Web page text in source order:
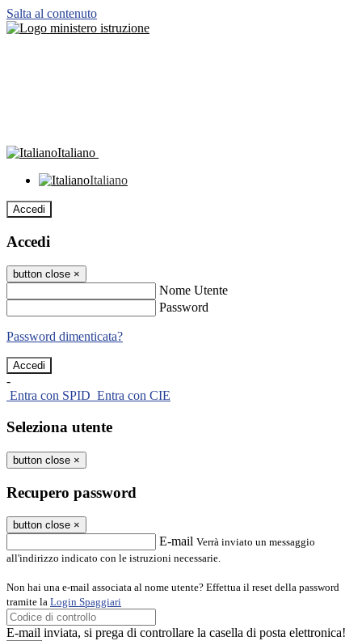
Salta al contenuto
Italiano
Italiano
Accedi
Accedi
button close ×
Nome Utente
Password
Password dimenticata?
-
Entra con SPID Entra con CIE
Seleziona utente
button close ×
Recupero password
button close ×
E-mail Verrà inviato un messaggio
all'indirizzo indicato con le istruzioni necessarie.
Non hai una e-mail associata al nome utente? Effettua il reset della password
tramite la Login Spaggiari
E-mail inviata, si prega di controllare la casella di posta elettronica!